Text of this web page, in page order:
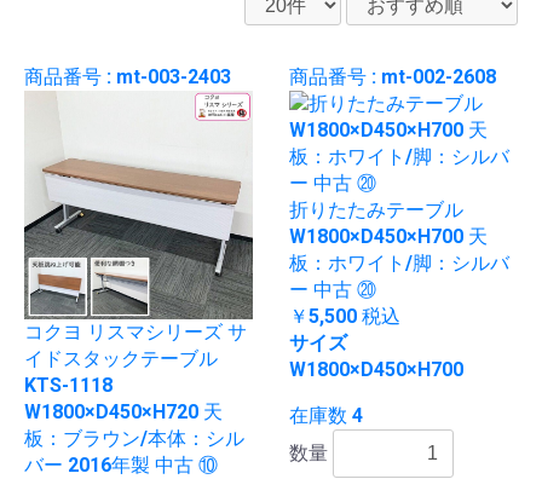
商品番号 : mt-003-2403
コクヨ リスマシリーズ サ
イドスタックテーブル
KTS-1118
W1800×D450×H720 天
板：ブラウン/本体：シル
バー 2016年製 中古 ⑩
商品番号 : mt-002-2608
折りたたみテーブル
W1800×D450×H700 天
板：ホワイト/脚：シルバ
ー 中古 ⑳
￥5,500 税込
サイズ
W1800×D450×H700
在庫数 4
数量